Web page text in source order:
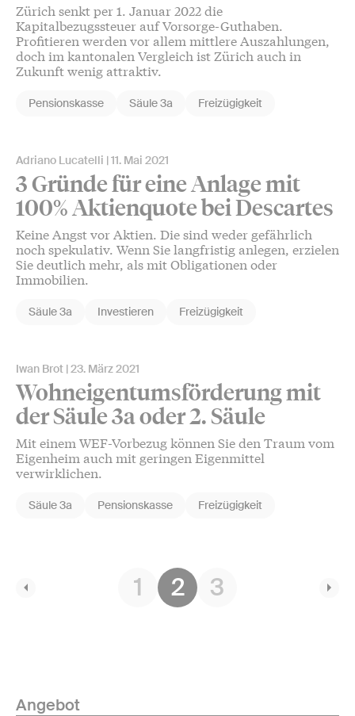
Zürich senkt per 1. Januar 2022 die
Kapitalbezugssteuer auf Vorsorge-Guthaben.
Profitieren werden vor allem mittlere Auszahlungen,
doch im kantonalen Vergleich ist Zürich auch in
Zukunft wenig attraktiv.
Pensionskasse Säule 3a Freizügigkeit
Adriano Lucatelli 11. Mai 2021
3 Gründe für eine Anlage mit
100% Aktienquote bei Descartes
Keine Angst vor Aktien. Die sind weder gefährlich
noch spekulativ. Wenn Sie langfristig anlegen, erzielen
Sie deutlich mehr, als mit Obligationen oder
Immobilien.
Säule 3a Investieren Freizügigkeit
Iwan Brot 23. März 2021
Wohneigentumsförderung mit
der Säule 3a oder 2. Säule
Mit einem WEF-Vorbezug können Sie den Traum vom
Eigenheim auch mit geringen Eigenmittel
verwirklichen.
Säule 3a Pensionskasse Freizügigkeit
1 2 3
Angebot